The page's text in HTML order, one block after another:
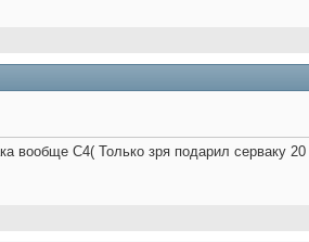
вообще С4( Только зря подарил серваку